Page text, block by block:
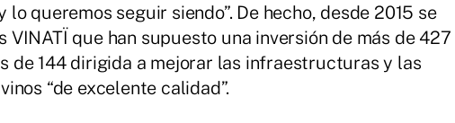
queremos seguir siendo”. De hecho, desde 2015 se
que han supuesto una inversión de más de 427
de 144 dirigida a mejorar las infraestructuras y las
“de excelente calidad”.